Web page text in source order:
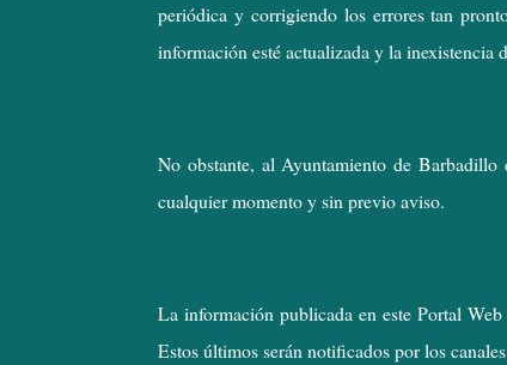
periódica y corrigiendo los errores tan
información esté actualizada y la inexistencia
No obstante, al Ayuntamiento de
cualquier momento y sin previo aviso.
La información publicada en este Portal
Estos últimos serán notificados por los